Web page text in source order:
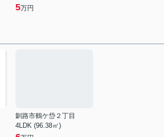
5万円
釧路市鶴ケ岱２丁目
4LDK (96.38㎡)